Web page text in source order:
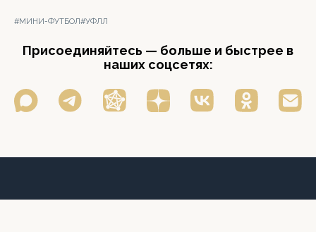
#МИНИ-ФУТБОЛ#УФЛЛ
Присоединяйтесь — больше и быстрее в
наших соцсетях: